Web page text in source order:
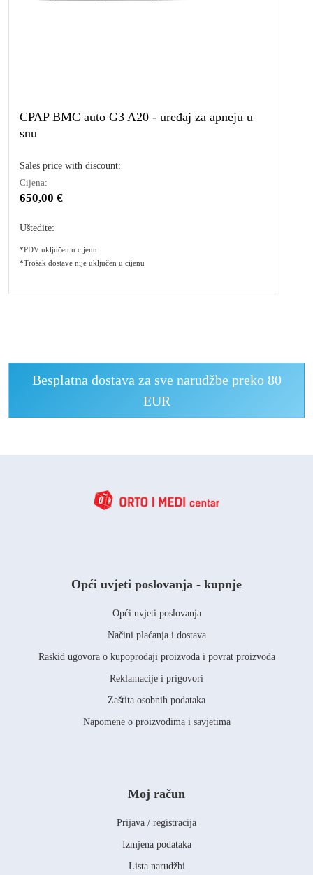
CPAP BMC auto G3 A20 - uređaj za apneju u
snu
Sales price with discount:
Cijena:
650,00 €
Uštedite:
*PDV uključen u cijenu
*Trošak dostave nije uključen u cijenu
Besplatna dostava za sve narudžbe preko 80
EUR
Opći uvjeti poslovanja - kupnje
Opći uvjeti poslovanja
Načini plaćanja i dostava
Raskid ugovora o kupoprodaji proizvoda i povrat proizvoda
Reklamacije i prigovori
Zaštita osobnih podataka
Napomene o proizvodima i savjetima
Moj račun
Prijava / registracija
Izmjena podataka
Lista narudžbi